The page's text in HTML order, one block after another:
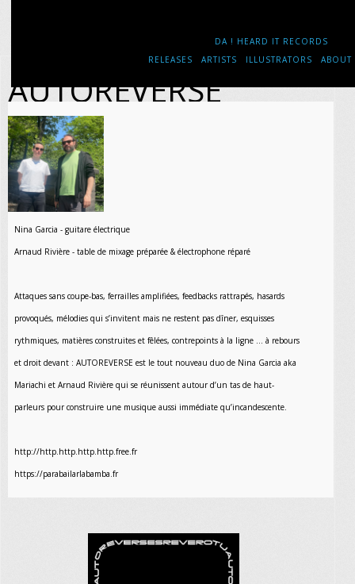
DA ! HEARD IT RECORDS
RELEASES
ARTISTS ILLUSTRATORS ABOUT
AUTOREVERSE
Nina Garcia - guitare électrique
Arnaud Rivière - table de mixage préparée & électrophone réparé
Attaques sans coupe-bas, ferrailles amplifiées, feedbacks rattrapés, hasards
provoqués, mélodies qui s’invitent mais ne restent pas dîner, esquisses
rythmiques, matières construites et fêlées, contrepoints à la ligne ... à rebours
et droit devant : AUTOREVERSE est le tout nouveau duo de Nina Garcia aka
Mariachi et Arnaud Rivière qui se réunissent autour d’un tas de haut-
parleurs pour construire une musique aussi immédiate qu’incandescente.
http://http.http.http.http.free.fr
https://parabailarlabamba.fr